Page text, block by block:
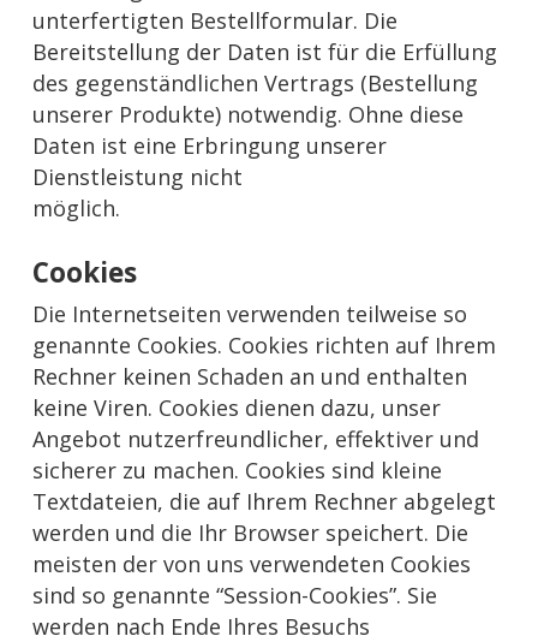
unterfertigten Bestellformular. Die
Bereitstellung der Daten ist für die Erfüllung
des gegenständlichen Vertrags (Bestellung
unserer Produkte) notwendig. Ohne diese
Daten ist eine Erbringung unserer
Dienstleistung nicht
möglich.
Cookies
Die Internetseiten verwenden teilweise so
genannte Cookies. Cookies richten auf Ihrem
Rechner keinen Schaden an und enthalten
keine Viren. Cookies dienen dazu, unser
Angebot nutzerfreundlicher, effektiver und
sicherer zu machen. Cookies sind kleine
Textdateien, die auf Ihrem Rechner abgelegt
werden und die Ihr Browser speichert. Die
meisten der von uns verwendeten Cookies
sind so genannte “Session-Cookies”. Sie
werden nach Ende Ihres Besuchs